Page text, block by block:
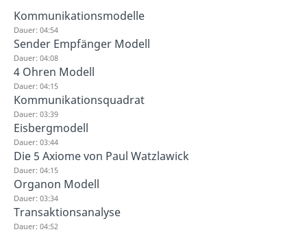
Kommunikationsmodelle
Dauer: 04:54
Sender Empfänger Modell
Dauer: 04:08
4 Ohren Modell
Dauer: 04:15
Kommunikationsquadrat
Dauer: 03:39
Eisbergmodell
Dauer: 03:44
Die 5 Axiome von Paul Watzlawick
Dauer: 04:15
Organon Modell
Dauer: 03:34
Transaktionsanalyse
Dauer: 04:52